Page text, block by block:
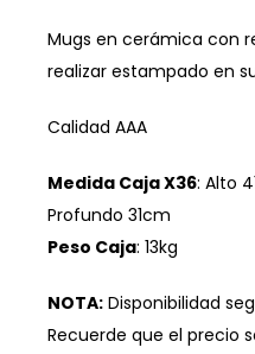
Mugs en cerámica con
realizar estampado en
Calidad AAA
Medida Caja X36: Alto
Profundo 31cm
Peso Caja: 13kg
NOTA: Disponibilidad
Recuerde que el precio